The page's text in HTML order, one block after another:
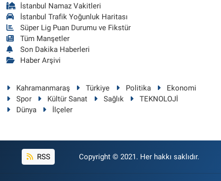
İstanbul Namaz Vakitleri
İstanbul Trafik Yoğunluk Haritası
Süper Lig Puan Durumu ve Fikstür
Tüm Manşetler
Son Dakika Haberleri
Haber Arşivi
Kahramanmaraş Türkiye Politika
Ekonomi
Spor
Kültür Sanat Sağlık
TEKNOLOJİ
Dünya
İlçeler
RSS Copyright © 2021. Her hakkı saklıdır.